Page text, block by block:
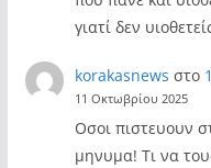
γιατί δεν
korakasnews στο
11 Οκτωβρίου 2025
Οσοι πιστευουν
μηνυμα! Τι να